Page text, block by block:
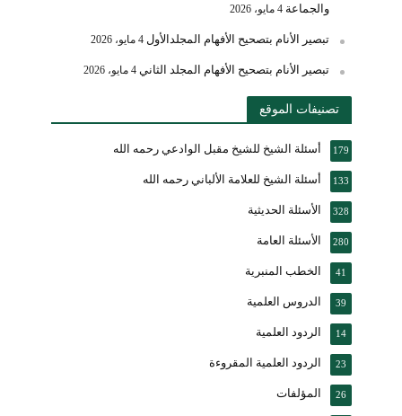
والجماعة 4 مايو، 2026
تبصير الأنام بتصحيح الأفهام المجلدالأول 4 مايو، 2026
تبصير الأنام بتصحيح الأفهام المجلد الثاني 4 مايو، 2026
تصنيفات الموقع
أسئلة الشيخ للشيخ مقبل الوادعي رحمه الله 179
أسئلة الشيخ للعلامة الألباني رحمه الله 133
الأسئلة الحديثية 328
الأسئلة العامة 280
الخطب المنبرية 41
الدروس العلمية 39
الردود العلمية 14
الردود العلمية المقروءة 23
المؤلفات 26